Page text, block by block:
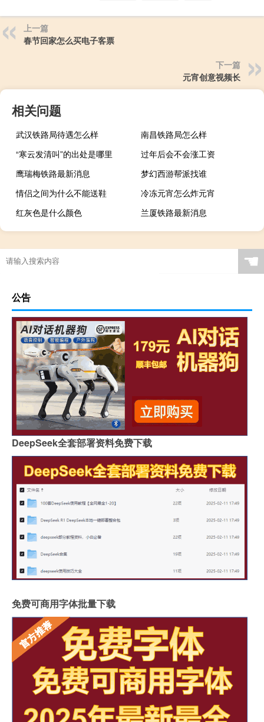
上一篇
春节回家怎么买电子客票
下一篇
元宵创意视频长
相关问题
武汉铁路局待遇怎么样
南昌铁路局怎么样
“寒云发清叫”的出处是哪里
过年后会不会涨工资
鹰瑞梅铁路最新消息
梦幻西游帮派找谁
情侣之间为什么不能送鞋
冷冻元宵怎么炸元宵
红灰色是什么颜色
兰厦铁路最新消息
☚
公告
DeepSeek全套部署资料免费下载
免费可商用字体批量下载